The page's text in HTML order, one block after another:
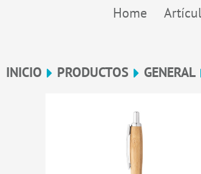
Home
INICIO PRODUCTOS GENERAL